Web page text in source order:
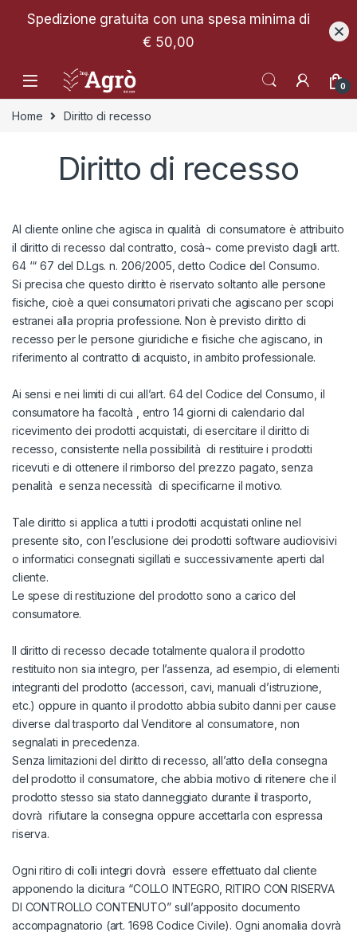
0
Home Diritto di recesso
Diritto di recesso
Al cliente online che agisca in qualità di consumatore è attribuito
il diritto di recesso dal contratto, cosà¬ come previsto dagli artt.
64 ‘“ 67 del D.Lgs. n. 206/2005, detto Codice del Consumo.
Si precisa che questo diritto è riservato soltanto alle persone
fisiche, cioè a quei consumatori privati che agiscano per scopi
estranei alla propria professione. Non è previsto diritto di
recesso per le persone giuridiche e fisiche che agiscano, in
riferimento al contratto di acquisto, in ambito professionale.
Ai sensi e nei limiti di cui all’art. 64 del Codice del Consumo, il
consumatore ha facoltà , entro 14 giorni di calendario dal
ricevimento dei prodotti acquistati, di esercitare il diritto di
recesso, consistente nella possibilità di restituire i prodotti
ricevuti e di ottenere il rimborso del prezzo pagato, senza
penalità e senza necessità di specificarne il motivo.
Tale diritto si applica a tutti i prodotti acquistati online nel
presente sito, con l’esclusione dei prodotti software audiovisivi
o informatici consegnati sigillati e successivamente aperti dal
cliente.
Le spese di restituzione del prodotto sono a carico del
consumatore.
Il diritto di recesso decade totalmente qualora il prodotto
restituito non sia integro, per l’assenza, ad esempio, di elementi
integranti del prodotto (accessori, cavi, manuali d’istruzione,
etc.) oppure in quanto il prodotto abbia subito danni per cause
diverse dal trasporto dal Venditore al consumatore, non
segnalati in precedenza.
Senza limitazioni del diritto di recesso, all’atto della consegna
del prodotto il consumatore, che abbia motivo di ritenere che il
prodotto stesso sia stato danneggiato durante il trasporto,
dovrà rifiutare la consegna oppure accettarla con espressa
riserva.
Ogni ritiro di colli integri dovrà essere effettuato dal cliente
apponendo la dicitura “COLLO INTEGRO, RITIRO CON RISERVA
DI CONTROLLO CONTENUTO” sull’apposito documento
accompagnatorio (art. 1698 Codice Civile). Ogni anomalia dovrà
Spedizione gratuita con una spesa minima di
€ 50,00